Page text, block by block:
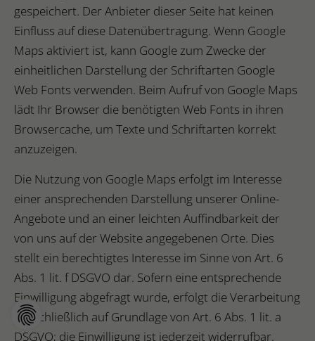
gespeichert. Der Anbieter dieser Seite hat keinen
Einfluss auf diese Datenübertragung. Wenn Google
Maps aktiviert ist, kann Google zum Zwecke der
einheitlichen Darstellung der Schriftarten Google
Web Fonts verwenden. Beim Aufruf von Google Maps
lädt Ihr Browser die benötigten Web Fonts in ihren
Browsercache, um Texte und Schriftarten korrekt
anzuzeigen.
Die Nutzung von Google Maps erfolgt im Interesse
einer ansprechenden Darstellung unserer Online-
Angebote und an einer leichten Auffindbarkeit der
von uns auf der Website angegebenen Orte. Dies
stellt ein berechtigtes Interesse im Sinne von Art. 6
Abs. 1 lit. f DSGVO dar. Sofern eine entsprechende
Einwilligung abgefragt wurde, erfolgt die Verarbeitung
ausschließlich auf Grundlage von Art. 6 Abs. 1 lit. a
DSGVO; die Einwilligung ist jederzeit widerrufbar.